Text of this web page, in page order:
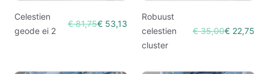
Celestien
geode ei 2
€ 81,75€ 53,13
Robuust
celestien
cluster
€ 35,00€ 22,75